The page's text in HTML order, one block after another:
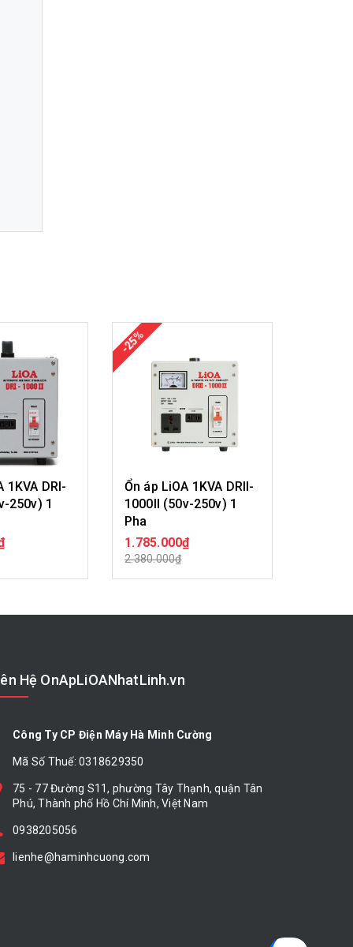
1KVA DRI-
250v) 1
HÀNG
-25%
Ổn áp LiOA 1KVA DRII-
1000II (50v-250v) 1
Pha
1.785.000₫
2.380.000₫
MUA HÀNG
Hệ OnApLiOANhatLinh.vn
Công Ty CP Điện Máy Hà Minh Cường
Mã Số Thuế: 0318629350
75 - 77 Đường S11, phường Tây Thạnh, quận Tân
Phú, Thành phố Hồ Chí Minh, Việt Nam
0938205056
lienhe@haminhcuong.com